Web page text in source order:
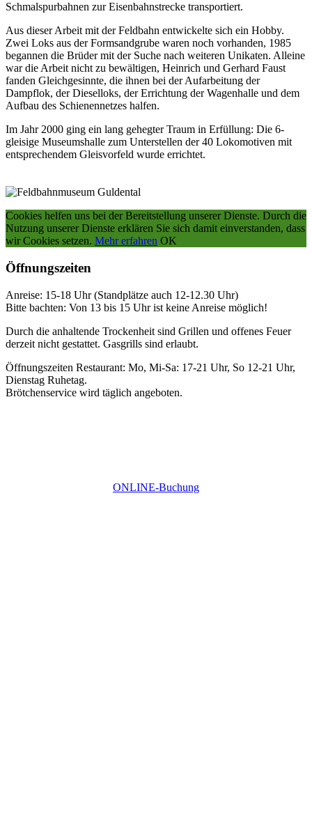
Schmalspurbahnen zur Eisenbahnstrecke transportiert.
Aus dieser Arbeit mit der Feldbahn entwickelte sich ein Hobby.
Zwei Loks aus der Formsandgrube waren noch vorhanden, 1985
begannen die Brüder mit der Suche nach weiteren Unikaten. Alleine
war die Arbeit nicht zu bewältigen, Heinrich und Gerhard Faust
fanden Gleichgesinnte, die ihnen bei der Aufarbeitung der
Dampflok, der Dieselloks, der Errichtung der Wagenhalle und dem
Aufbau des Schienennetzes halfen.
Im Jahr 2000 ging ein lang gehegter Traum in Erfüllung: Die 6-
gleisige Museumshalle zum Unterstellen der 40 Lokomotiven mit
entsprechendem Gleisvorfeld wurde errichtet.
Cookies helfen uns bei der Bereitstellung unserer Dienste. Durch die
Nutzung unserer Dienste erklären Sie sich damit einverstanden, dass
wir Cookies setzen. Mehr erfahren OK
Öffnungszeiten
Anreise: 15-18 Uhr (Standplätze auch 12-12.30 Uhr)
Bitte bachten: Von 13 bis 15 Uhr ist keine Anreise möglich!
Durch die anhaltende Trockenheit sind Grillen und offenes Feuer
derzeit nicht gestattet. Gasgrills sind erlaubt.
Öffnungszeiten Restaurant: Mo, Mi-Sa: 17-21 Uhr, So 12-21 Uhr,
Dienstag Ruhetag.
Brötchenservice wird täglich angeboten.
ONLINE-Buchung